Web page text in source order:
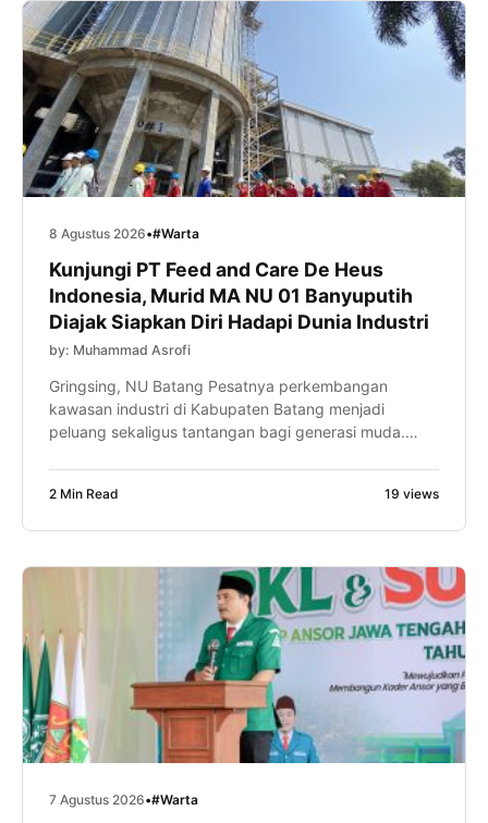
8 Agustus 2026•#Warta
Kunjungi PT Feed and Care De Heus
Indonesia, Murid MA NU 01 Banyuputih
Diajak Siapkan Diri Hadapi Dunia Industri
by: Muhammad Asrofi
Gringsing, NU Batang Pesatnya perkembangan
kawasan industri di Kabupaten Batang menjadi
peluang sekaligus tantangan bagi generasi muda.
melalui kunjungan industri ke PT Feed and Care De
program […]
2 Min Read 19 views
7 Agustus 2026•#Warta